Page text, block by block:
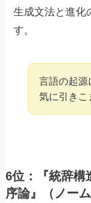
生成文法と進化
す。
言語の起源
気に引きこ
6位：『統辞構
序論』（ノー